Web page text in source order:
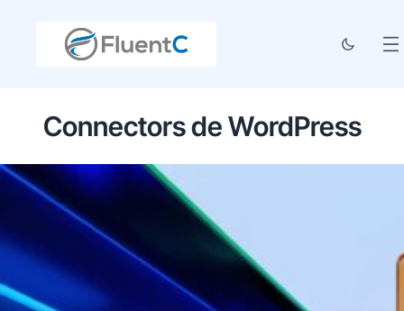
Connectors de WordPress